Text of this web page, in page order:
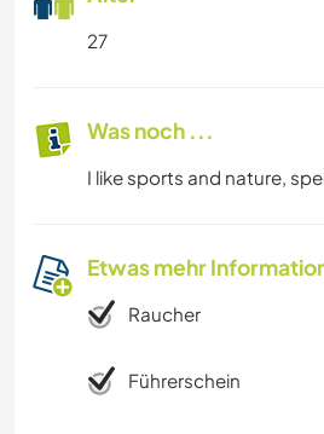
27
Was noch ...
I like sports and nature,
Etwas mehr
Raucher
Führerschein